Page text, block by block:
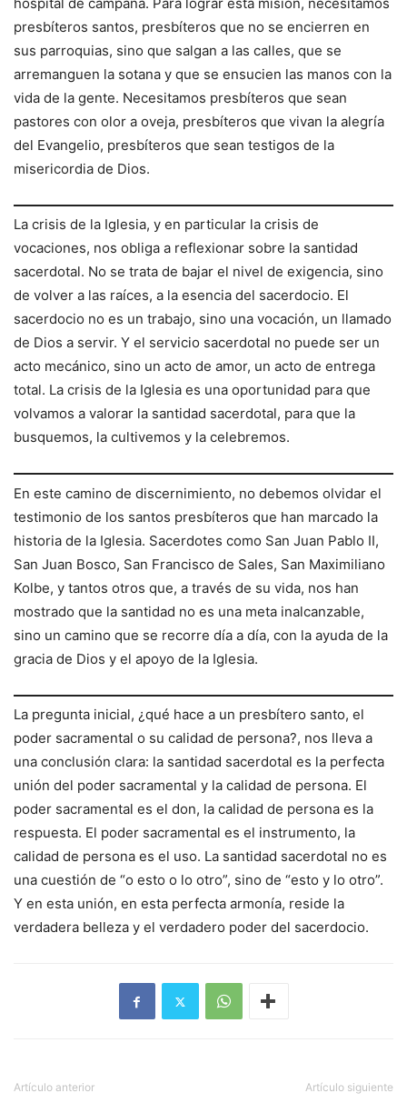
presbíteros santos, presbíteros que no se encierren en
sus parroquias, sino que salgan a las calles, que se
arremanguen la sotana y que se ensucien las manos con la
vida de la gente. Necesitamos presbíteros que sean
pastores con olor a oveja, presbíteros que vivan la alegría
del Evangelio, presbíteros que sean testigos de la
misericordia de Dios.
La crisis de la Iglesia, y en particular la crisis de
vocaciones, nos obliga a reflexionar sobre la santidad
sacerdotal. No se trata de bajar el nivel de exigencia, sino
de volver a las raíces, a la esencia del sacerdocio. El
sacerdocio no es un trabajo, sino una vocación, un llamado
de Dios a servir. Y el servicio sacerdotal no puede ser un
acto mecánico, sino un acto de amor, un acto de entrega
total. La crisis de la Iglesia es una oportunidad para que
volvamos a valorar la santidad sacerdotal, para que la
busquemos, la cultivemos y la celebremos.
En este camino de discernimiento, no debemos olvidar el
testimonio de los santos presbíteros que han marcado la
historia de la Iglesia. Sacerdotes como San Juan Pablo II,
San Juan Bosco, San Francisco de Sales, San Maximiliano
Kolbe, y tantos otros que, a través de su vida, nos han
mostrado que la santidad no es una meta inalcanzable,
sino un camino que se recorre día a día, con la ayuda de la
gracia de Dios y el apoyo de la Iglesia.
La pregunta inicial, ¿qué hace a un presbítero santo, el
poder sacramental o su calidad de persona?, nos lleva a
una conclusión clara: la santidad sacerdotal es la perfecta
unión del poder sacramental y la calidad de persona. El
poder sacramental es el don, la calidad de persona es la
respuesta. El poder sacramental es el instrumento, la
calidad de persona es el uso. La santidad sacerdotal no es
una cuestión de “o esto o lo otro”, sino de “esto y lo otro”.
Y en esta unión, en esta perfecta armonía, reside la
verdadera belleza y el verdadero poder del sacerdocio.
Artículo anterior Artículo siguiente